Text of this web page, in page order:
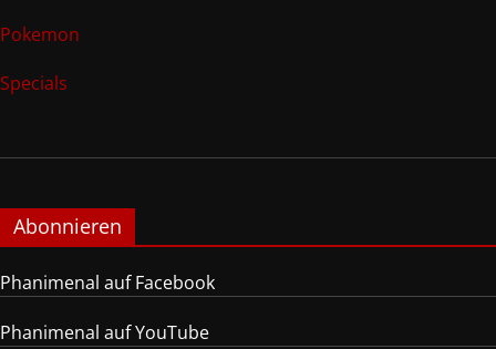
Pokemon
Specials
Abonnieren
Phanimenal auf Facebook
Phanimenal auf YouTube